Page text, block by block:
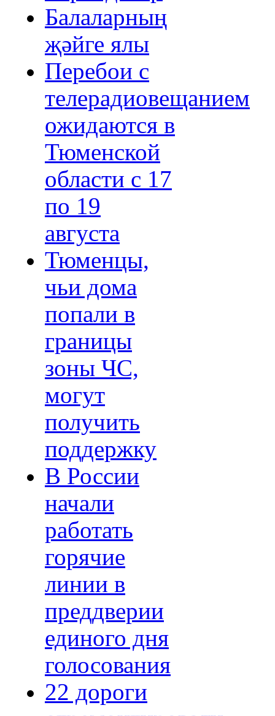
Балаларның
җәйге ялы
Перебои с
телерадиовещанием
ожидаются в
Тюменской
области с 17
по 19
августа
Тюменцы,
чьи дома
попали в
границы
зоны ЧС,
могут
получить
поддержку
В России
начали
работать
горячие
линии в
преддверии
единого дня
голосования
22 дороги